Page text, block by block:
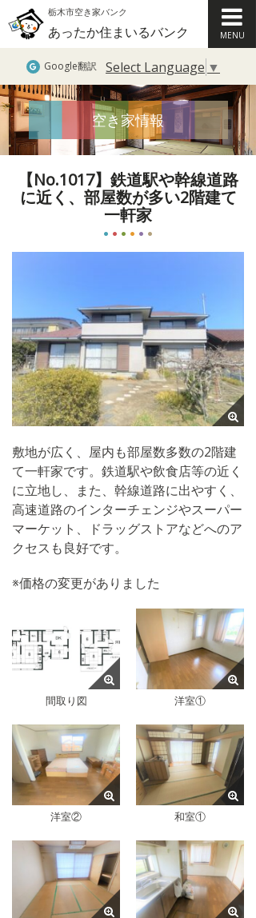
栃木市空き家バンク
あったか住まいるバンク MENU
Google翻訳 Select Language ▼
空き家情報
【No.1017】鉄道駅や幹線道路
に近く、部屋数が多い2階建て
一軒家
敷地が広く、屋内も部屋数多数の2階建
て一軒家です。鉄道駅や飲食店等の近く
に立地し、また、幹線道路に出やすく、
高速道路のインターチェンジやスーパー
マーケット、ドラッグストアなどへのア
クセスも良好です。
※価格の変更がありました
間取り図 洋室①
洋室② 和室①